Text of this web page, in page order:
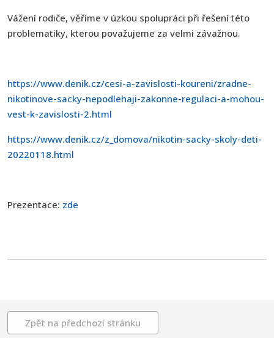
Vážení rodiče, věříme v úzkou spolupráci při řešení této
problematiky, kterou považujeme za velmi závažnou.
https://www.denik.cz/cesi-a-zavislosti-koureni/zradne-
nikotinove-sacky-nepodlehaji-zakonne-regulaci-a-mohou-
vest-k-zavislosti-2.html
https://www.denik.cz/z_domova/nikotin-sacky-skoly-deti-
20220118.html
Prezentace: zde
Zpět na předchozí stránku